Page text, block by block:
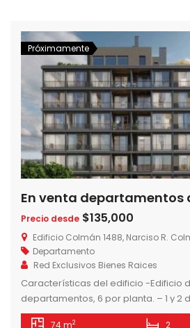
CERRADO – SEGURIDAD 24 HS – […]
Próximamente
Precio desde $135,000
Edificio Colmán 1488, Narciso R.
Departamento
Red Exclusivos Bienes Raices
Características del edificio -Edificio
departamentos, 6 por planta. – 1 y 2
Gourmet Climatizada – Seguridad
74 m2 2